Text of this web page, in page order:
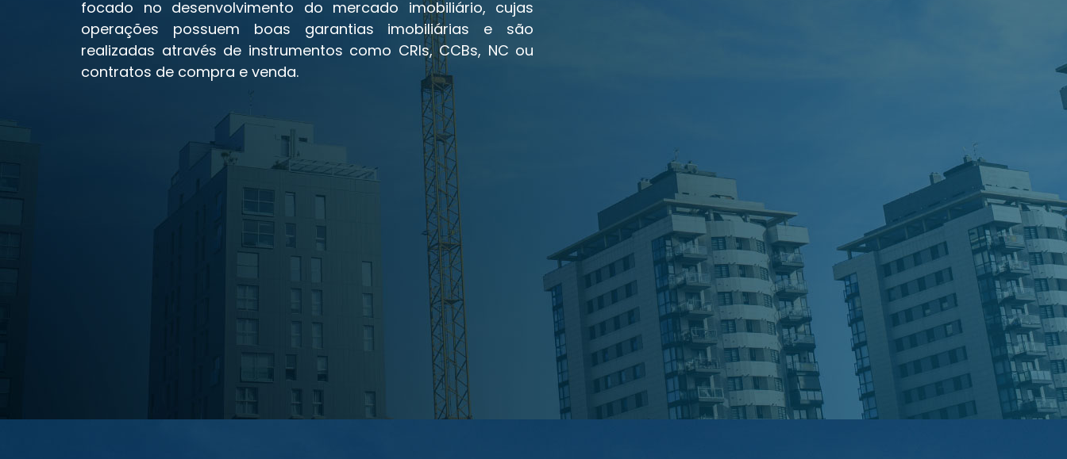
focado no desenvolvimento do mercado imobiliário, cujas
operações possuem boas garantias imobiliárias e são
realizadas através de instrumentos como CRIs, CCBs, NC ou
contratos de compra e venda.